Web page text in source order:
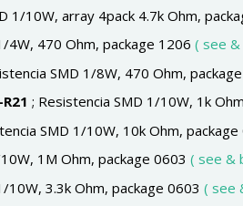
1/10W, array 4pack 4.7k Ohm,
4W, 470 Ohm, package 1206 ( see &
SMD 1/8W, 470 Ohm,
; Resistencia SMD 1/10W, 1k
SMD 1/10W, 10k Ohm,
1M Ohm, package 0603 ( see &
10W, 3.3k Ohm, package 0603 ( see